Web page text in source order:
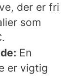
der er fri
som
En
er vigtig